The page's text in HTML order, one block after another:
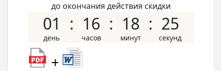
до окончания действия скидки
01 16 18 24
+